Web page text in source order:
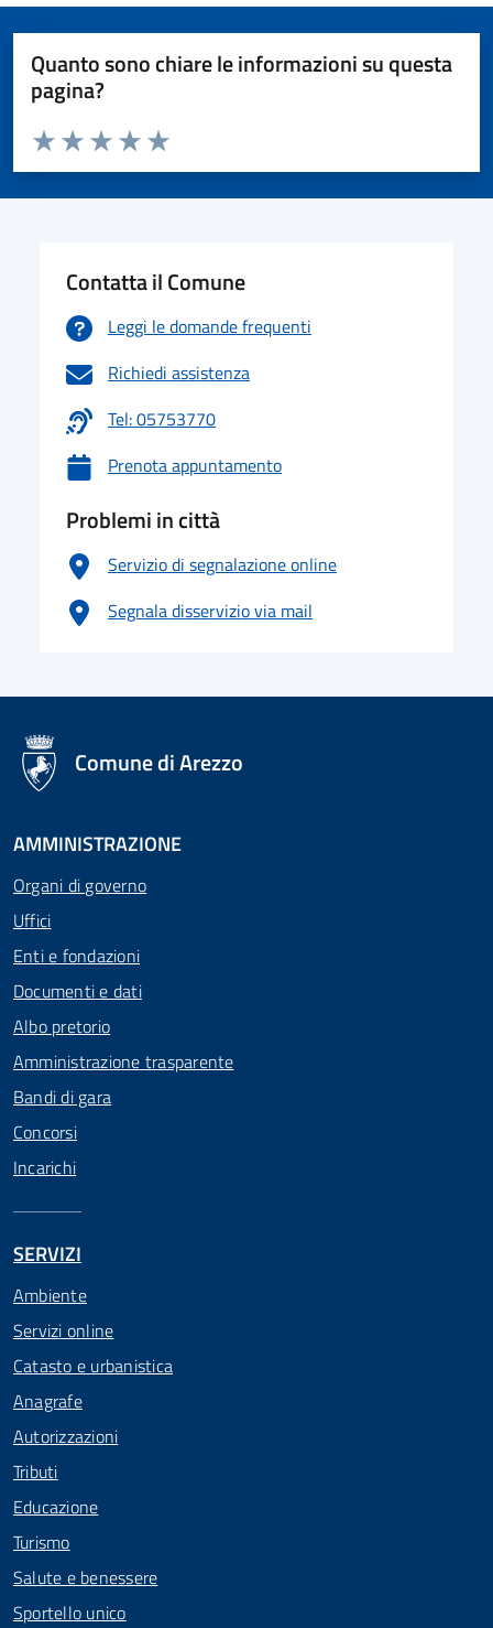
Quanto sono chiare le informazioni su questa
pagina?
Valuta da 1 a 5 stelle la pagina
Valuta 5 stelle su 5
Valuta 4 stelle su 5
Valuta 3 stelle su 5
Valuta 2 stelle su 5
Valuta 1 stelle su 5
Contatta il Comune
Leggi le domande frequenti
Richiedi assistenza
Tel: 05753770
Prenota appuntamento
Problemi in città
Servizio di segnalazione online
Segnala disservizio via mail
logo Unione Europea
Comune di Arezzo
AMMINISTRAZIONE
Organi di governo
Uffici
Enti e fondazioni
Documenti e dati
Albo pretorio
Amministrazione trasparente
Bandi di gara
Concorsi
Incarichi
SERVIZI
Ambiente
Servizi online
Catasto e urbanistica
Anagrafe
Autorizzazioni
Tributi
Educazione
Turismo
Salute e benessere
Sportello unico